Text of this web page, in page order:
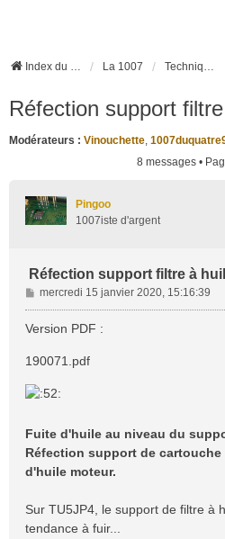
Index du forum La 1007 Techniques et Questions
Réfection support
Modérateurs : Vinouchette,
8 messages •
Pingoo
1007iste d'argent
Réfection support filtre à
M
e
s
a
e
mercredi 15 janvier 2020, 15:16:39
Version PDF :
190071.pdf
Fuite d'huile au niveau du
Réfection support de
d'huile moteur.
Sur TU5JP4, le support de filtre à
tendance à fuir...